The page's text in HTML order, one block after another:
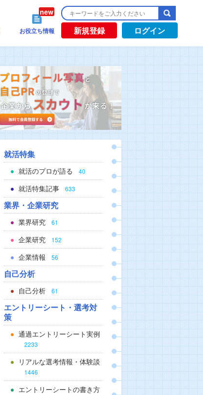
お役立ち情報 新規登録 ログイン
就活特集
就活のプロが語る 40
就活特集記事 633
業界・企業研究
業界研究 61
企業研究 152
企業情報 56
自己分析
自己分析 61
エントリーシート・選考対
策
通過エントリーシート実例
2233
リアルな選考情報・体験談
1446
エントリーシートの書き方